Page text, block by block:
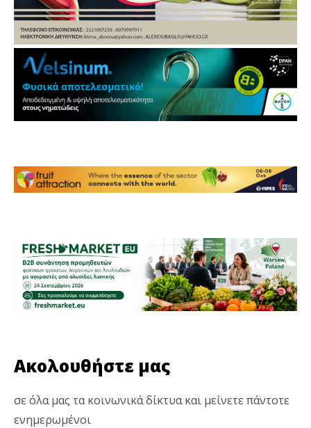
Ακολουθήστε μας
σε όλα μας τα κοινωνικά δίκτυα και μείνετε πάντοτε
ενημερωμένοι